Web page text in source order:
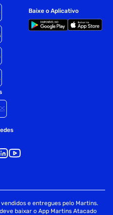
Baixe o Aplicativo
e entregues pelo Martins.
baixar o App Martins Atacado